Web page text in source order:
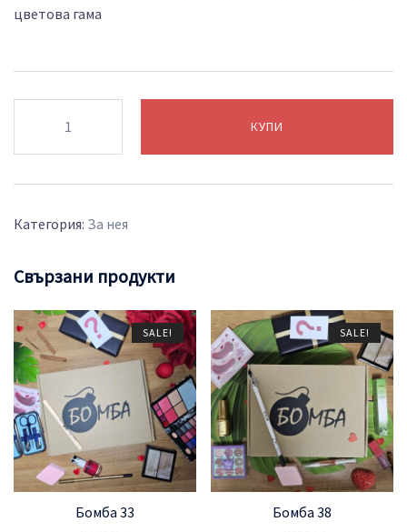
цветова гама
Бомба
32
КУПИ
Категория: За нея
Свързани продукти
SALE!
Бомба 33
SALE!
Бомба 38